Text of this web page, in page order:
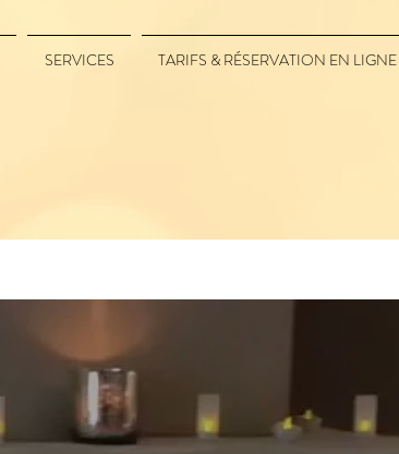
SERVICES TARIFS & RÉSERVATION EN LIGNE